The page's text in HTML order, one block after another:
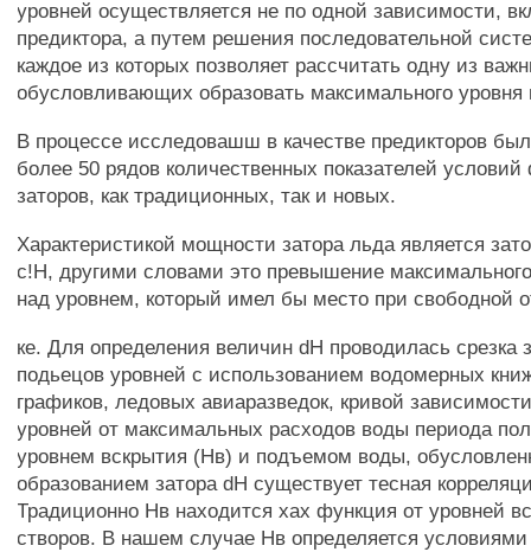
уровней осуществляется не по одной зависимости,
предиктора, а путем решения последовательной
каждое из которых позволяет рассчитать одну из
обусловливающих образовать максимального уровня
В процессе исследовашш в качестве предикторов
более 50 рядов количественных показателей
заторов, как традиционных, так и новых.
Характеристикой мощности затора льда является
с!Н, другими словами это превышение максимального
над уровнем, который имел бы место при свободной
ке. Для определения величин dH проводилась срезка
подьецов уровней с использованием водомерных
графиков, ледовых авиаразведок, кривой
уровней от максимальных расходов воды периода
уровнем вскрытия (Нв) и подъемом воды,
образованием затора dH существует тесная
Традиционно Нв находится хах функция от уровней
створов. В нашем случае Нв определяется